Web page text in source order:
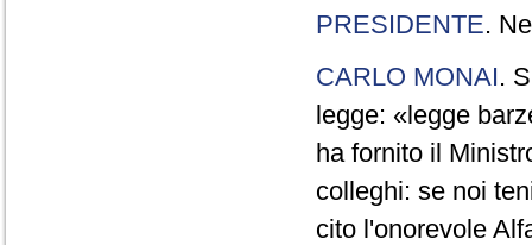
PRESIDENTE.
CARLO MONAI.
legge: «legge
ha fornito il
colleghi: se noi
cito l'onorevole